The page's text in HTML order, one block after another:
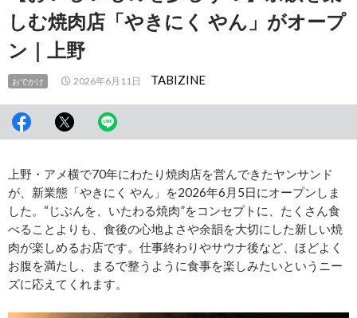
しむ焼肉店「やきにく やん」がオープ
ン｜上野
おでかけ 2026年6月11日 TABIZINE
上野・アメ横で70年にわたり焼肉店を営んできたヤンサンド
が、新業態「やきにく やん」を2026年6月5日にオープンしま
した。“じぶんを、いたわる焼肉”をコンセプトに、たくさん食
べることよりも、食後の心地よさや余韻を大切にした新しい焼
肉が楽しめるお店です。仕事終わりやサウナ後など、ほどよく
お腹を満たし、まるで整うように食事を楽しみたいというニー
ズに応えてくれます。